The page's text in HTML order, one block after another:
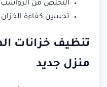
التخلص من الرواسب
تحسين كفاءة الخزان
تنظيف خزانات
منزل جديد